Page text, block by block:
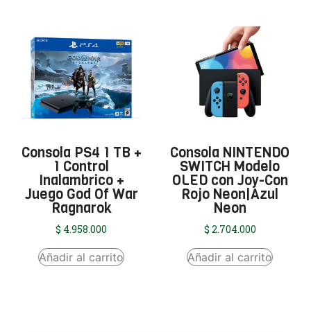
Consola PS4 1 TB +
1 Control
Inalambrico +
Juego God Of War
Ragnarok
$ 4.958.000
Añadir al carrito
Consola NINTENDO
SWITCH Modelo
OLED con Joy-Con
Rojo Neon|Azul
Neon
$ 2.704.000
Añadir al carrito